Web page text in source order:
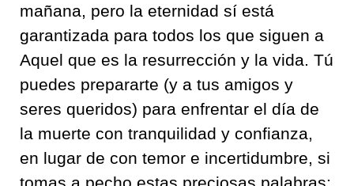
mañana, pero la eternidad sí está
garantizada para todos los que siguen a
Aquel que es la resurrección y la vida. Tú
puedes prepararte (y a tus amigos y
seres queridos) para enfrentar el día de
la muerte con tranquilidad y confianza,
en lugar de con temor e incertidumbre, si
tomas a pecho estas preciosas palabras: